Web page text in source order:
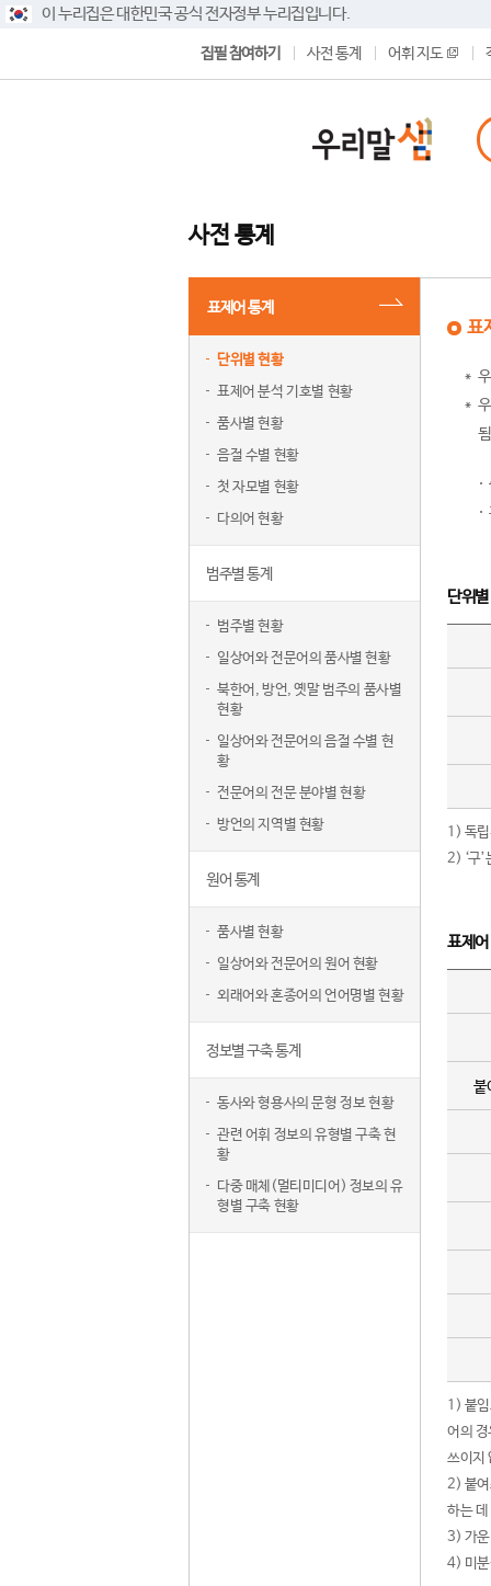
이 누리집은 대한민국 공식 전자정부 누리집입니다.
집필 참여하기 사전 통계 어휘 지도
사전 통계
표제어 통계
단위별 현황
표제어 분석 기호별 현황
품사별 현황
음절 수별 현황
첫 자모별 현황
다의어 현황
범주별 통계
범주별 현황
일상어와 전문어의 품사별 현황
북한어, 방언, 옛말 범주의 품사별
현황
일상어와 전문어의 음절 수별 현
황
전문어의 전문 분야별 현황
방언의 지역별 현황
원어 통계
품사별 현황
일상어와 전문어의 원어 현황
외래어와 혼종어의 언어명별 현황
정보별 구축 통계
동사와 형용사의 문형 정보 현황
관련 어휘 정보의 유형별 구축 현
황
다중 매체(멀티미디어) 정보의 유
형별 구축 현황
표
단위
1) 독립
2) ‘구
표제
붙
1) 붙
어의
쓰이지
2) 붙여
하는
3) 가운
4) 미분